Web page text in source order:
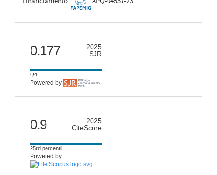
scimago
0.177
2025
SJR
Q4
Powered by
citescore
0.9
2025
CiteScore
25rd percentil
Powered by